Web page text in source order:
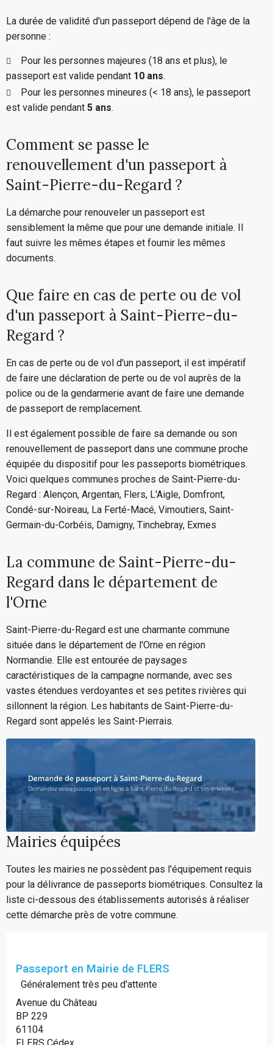
La durée de validité d'un passeport dépend de l'âge de la
personne :
Pour les personnes majeures (18 ans et plus), le
passeport est valide pendant 10 ans.
Pour les personnes mineures (< 18 ans), le passeport
est valide pendant 5 ans.
Comment se passe le
renouvellement d'un passeport à
Saint-Pierre-du-Regard ?
La démarche pour renouveler un passeport est
sensiblement la même que pour une demande initiale. Il
faut suivre les mêmes étapes et fournir les mêmes
documents.
Que faire en cas de perte ou de vol
d'un passeport à Saint-Pierre-du-
Regard ?
En cas de perte ou de vol d'un passeport, il est impératif
de faire une déclaration de perte ou de vol auprès de la
police ou de la gendarmerie avant de faire une demande
de passeport de remplacement.
Il est également possible de faire sa demande ou son
renouvellement de passeport dans une commune proche
équipée du dispositif pour les passeports biométriques.
Voici quelques communes proches de Saint-Pierre-du-
Regard : Alençon, Argentan, Flers, L'Aigle, Domfront,
Condé-sur-Noireau, La Ferté-Macé, Vimoutiers, Saint-
Germain-du-Corbéis, Damigny, Tinchebray, Exmes
La commune de Saint-Pierre-du-
Regard dans le département de
l'Orne
Saint-Pierre-du-Regard est une charmante commune
située dans le département de l'Orne en région
Normandie. Elle est entourée de paysages
caractéristiques de la campagne normande, avec ses
vastes étendues verdoyantes et ses petites rivières qui
sillonnent la région. Les habitants de Saint-Pierre-du-
Regard sont appelés les Saint-Pierrais.
Mairies équipées
Toutes les mairies ne possèdent pas l'équipement requis
pour la délivrance de passeports biométriques. Consultez la
liste ci-dessous des établissements autorisés à réaliser
cette démarche près de votre commune.
Passeport en Mairie de FLERS
Généralement très peu d'attente
Avenue du Château
BP 229
61104